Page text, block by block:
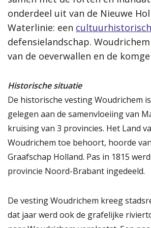
De omgevingsvisie heeft van 3 juni 2022
ter inzage gelegen. Iedereen kon in deze
indienen.
De status van deze website is vastgesteld
Meer informatie
Wat is de omgevingsvisie?
Proces
Van visie naar uitvoering
Rol van de gemeente
Hoe werkt de website?
Relatie met andere visies
onderdeel uit van de Nieuwe
Waterlinie: een cultuurhistorisch
defensielandschap.
van de oeverwallen en de
Lees verder
Thema's
Wonen Voorzieningen
Klimaatadaptatie, groen en water
Toerisme en recreatie
onderdeel uit van de Nieuwe
Waterlinie: een cultuurhistorisch
defensielandschap.
van de oeverwallen en de
Historische situatie
De historische vesting Woudrichem
gelegen aan de samenvloeiing van
kruising van 3 provincies. Het Land
Woudrichem toe behoort, hoorde
Graafschap Holland. Pas in 1815
provincie Noord-Brabant ingedeeld.
De vesting Woudrichem kreeg
dat jaar werd ook de grafelijke